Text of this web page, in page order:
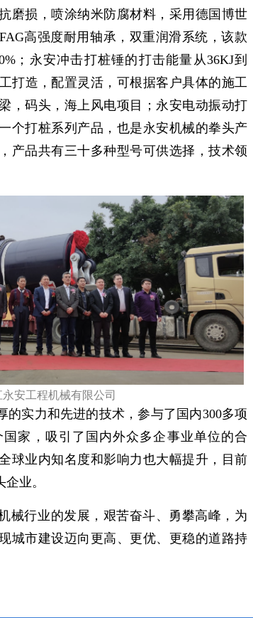
磨损，喷涂纳米防腐材料，采用德国博世
高强度耐用轴承，双重润滑系统，该款
；永安冲击打桩锤的打击能量从36KJ到
打造，配置灵活，可根据客户具体的施工
，码头，海上风电项目；永安电动振动打
个打桩系列产品，也是永安机械的拳头产
产品共有三十多种型号可供选择，技术领
安工程机械有限公司
的实力和先进的技术，参与了国内300多项
家，吸引了国内外众多企事业单位的合
球业内知名度和影响力也大幅提升，目前
业。
械行业的发展，艰苦奋斗、勇攀高峰，为
城市建设迈向更高、更优、更稳的道路持